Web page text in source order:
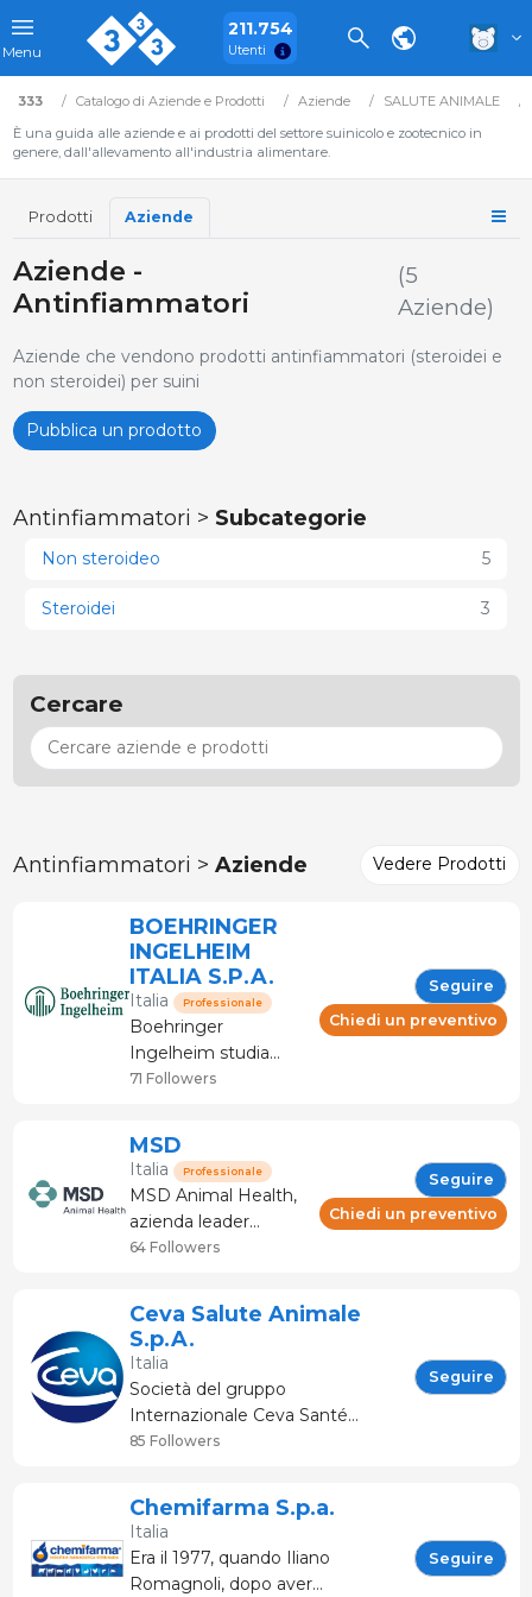
Menu
211.754
Utenti
333 Catalogo di Aziende e Prodotti Aziende
SALUTE ANIMALE
È una guida alle aziende e ai prodotti del settore suinicolo e zootecnico in
genere, dall'allevamento all'industria alimentare.
Prodotti Aziende
Aziende -
Antinfiammatori
(5
Aziende)
Aziende che vendono prodotti antinfiammatori (steroidei e
non steroidei) per suini
Pubblica un prodotto
Antinfiammatori > Subcategorie
Non steroideo 5
Steroidei 3
Cercare
Antinfiammatori > Aziende Vedere Prodotti
BOEHRINGER
INGELHEIM
ITALIA S.P.A.
Italia Professionale
Boehringer
Ingelheim studia
nuove strategie
dell'uomo e
dell'animale, la
protezione
dell'ambiente e la
71 Followers
Seguire
Chiedi un preventivo
MSD
Italia Professionale
MSD Animal Health,
azienda leader
mondiale nella salute
a preservare e a
migliorare la salute e
il benessere degli
animali attraverso la
Scienza. Offriamo ai
veterinari, agli
64 Followers
Seguire
Chiedi un preventivo
Ceva Salute Animale
S.p.A.
Italia
Società del gruppo
Internazionale Ceva Santé
Animale, Ceva Salute Animale
una organizzazione di circa 100
dipendenti impegnati nello
sviluppo, nella produzione e nella
distribuzione di prodotti per la
85 Followers
Seguire
Chemifarma S.p.a.
Italia
Era il 1977, quando Iliano
Romagnoli, dopo aver
Seguire